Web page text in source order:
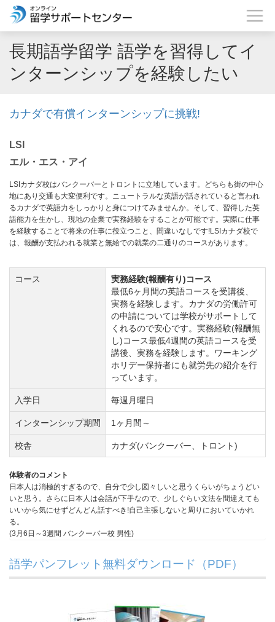
長期語学留学 語学を習得してイ
ンターンシップを経験したい
カナダで有償インターンシップに挑戦!
LSI
エル・エス・アイ
LSIカナダ校はバンクーバーとトロントに立地しています。どちらも街の中心
地にあり交通も大変便利です。ニュートラルな英語が話されていると言われ
るカナダで英語力をしっかりと身につけてみませんか。そして、習得した英
語能力を生かし、現地の企業で実務経験をすることが可能です。実際に仕事
を経験することで将来の仕事に役立つこと、間違いなしです!LSIカナダ校で
は、報酬が支払われる就業と無給での就業の二通りのコースがあります。
コース
実務経験(報酬有り)コース
最低6ヶ月間の英語コースを受講後、
実務を経験します。カナダの労働許可
の申請については学校がサポートして
くれるので安心です。実務経験(報酬無
し)コース最低4週間の英語コースを受
講後、実務を経験します。ワーキング
ホリデー保持者にも就労先の紹介を行
っています。
入学日 毎週月曜日
インターンシップ期間 1ヶ月間～
校舎 カナダ(バンクーバー、トロント)
体験者のコメント
日本人は消極的すぎるので、自分で少し図々しいと思うくらいがちょうどい
いと思う。さらに日本人は会話が下手なので、少しぐらい文法を間違えても
いいから気にせずどんどん話すべき!自己主張しないと周りにおいていかれ
る。
(3月6日～3週間 バンクーバー校 男性)
語学パンフレット無料ダウンロード（PDF）